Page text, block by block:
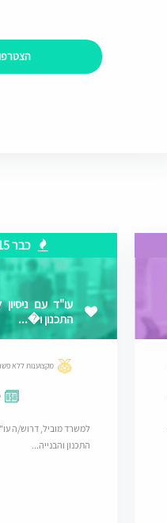
כבר 15
עו"ד עם
התכנון ו�...
מקצוענות ללא
למשרד מוביל, דרוש/ה
התכנון והבנייה...